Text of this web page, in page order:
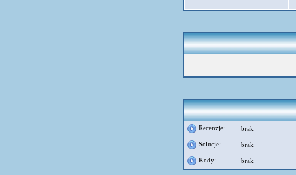
Recenzje: brak
Solucje: brak
Kody: brak